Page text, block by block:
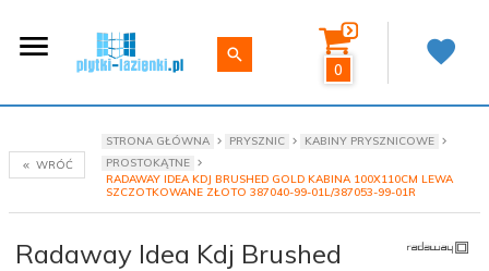
0
WRÓĆ
STRONA GŁÓWNA PRYSZNIC
KABINY PRYSZNICOWE
PROSTOKĄTNE
RADAWAY IDEA KDJ BRUSHED GOLD KABINA 100X110CM LEWA
SZCZOTKOWANE ZŁOTO 387040-99-01L/387053-99-01R
Radaway Idea Kdj Brushed